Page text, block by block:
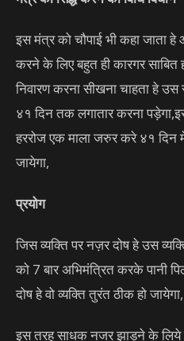
इस मंत्र को चौपाई भी कहा जाता हे
करने के लिए बहुत ही कारगर साबित
निवारण करना सीखना चाहता हे
४१ दिन तक लगातार करना
हररोज एक माला जरुर करे ४१ दिन में
जायेगा,
प्रयोग
जिस व्यक्ति पर नज़र दोष हे उस
को 7 बार अभिमंत्रित करके पानी
दोष हे वो व्यक्ति तुरंत ठीक हो जायेगा,
इस तरह साधक नजर झाड़ने के लिये